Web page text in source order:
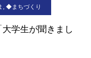
, ◆まちづくり
学生が聞きまし